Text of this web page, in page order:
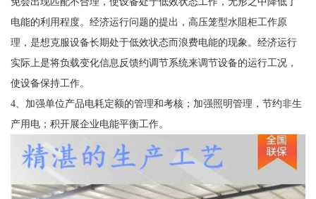
电能的利用程度。经济运行问题的提出，高压笼型水阻柜工作原
理，是想克服设备长期处于低效状态而浪费电能的现象。经济运行
实际上是将负载变化信息反馈约调节系统来调节设备的运行工况，
使设备保持工作。
4、加强单位产品电耗定额的管理和考核；加强照明管理，节约非生
产用电；积开展企业电能平衡工作。